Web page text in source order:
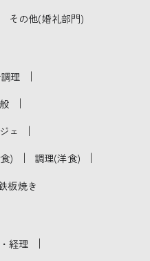
その他(婚礼部門)
理 ｜
｜
ェ ｜
) ｜ 調理(洋食) ｜
板焼き
経理 ｜